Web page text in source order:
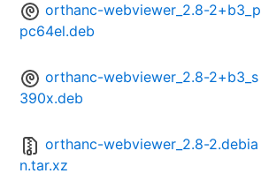
orthanc-webviewer_2.8-2+b3_p
pc64el.deb
orthanc-webviewer_2.8-2+b3_s
390x.deb
orthanc-webviewer_2.8-2.debia
n.tar.xz